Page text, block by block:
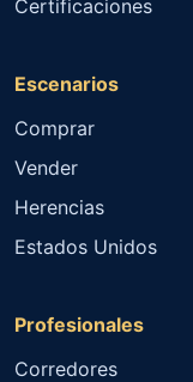
Certificaciones
Escenarios
Comprar
Vender
Herencias
Estados Unidos
Profesionales
Corredores